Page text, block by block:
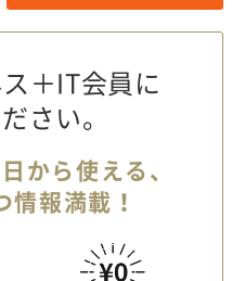
＋IT会員に
さい。
から使える、
情報満載！